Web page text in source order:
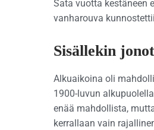
Sata vuotta kestäneen
vanharouva
Sisällekin
Alkuaikoina oli
1900-luvun
enää mahdollista,
kerrallaan vain